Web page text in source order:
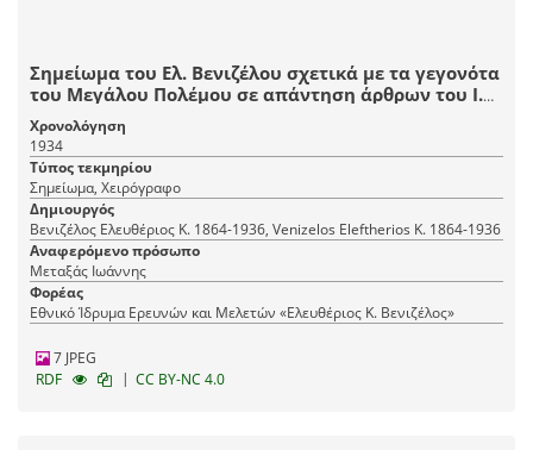
Σημείωμα του Ελ. Βενιζέλου σχετικά με τα γεγονότα
του Μεγάλου Πολέμου σε απάντηση άρθρων του Ι.
Μεταξά.
Χρονολόγηση
1934
Τύπος τεκμηρίου
Σημείωμα, Χειρόγραφο
Δημιουργός
Βενιζέλος Ελευθέριος Κ. 1864-1936, Venizelos Eleftherios K. 1864-1936
Αναφερόμενο πρόσωπο
Μεταξάς Ιωάννης
Φορέας
Εθνικό Ίδρυμα Ερευνών και Μελετών «Ελευθέριος Κ. Βενιζέλος»
7 JPEG
RDF
| CC BY-NC 4.0